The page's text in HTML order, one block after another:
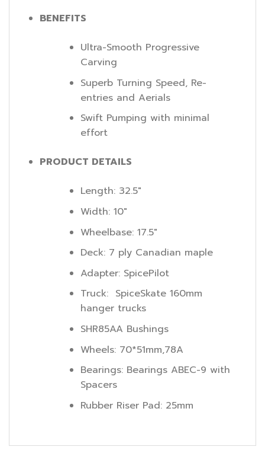
BENEFITS
Ultra-Smooth Progressive
Carving
Superb Turning Speed, Re-
entries and Aerials
Swift Pumping with minimal
effort
PRODUCT DETAILS
Length: 32.5″
Width: 10″
Wheelbase: 17.5″
Deck: 7 ply Canadian maple
Adapter: SpicePilot
Truck: SpiceSkate 160mm
hanger trucks
SHR85AA Bushings
Wheels: 70*51mm,78A
Bearings: Bearings ABEC-9 with
Spacers
Rubber Riser Pad: 25mm